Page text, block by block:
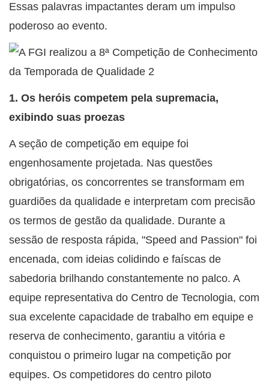
Essas palavras impactantes deram um impulso
poderoso ao evento.
1. Os heróis competem pela supremacia,
exibindo suas proezas
A seção de competição em equipe foi
engenhosamente projetada. Nas questões
obrigatórias, os concorrentes se transformam em
guardiões da qualidade e interpretam com precisão
os termos de gestão da qualidade. Durante a
sessão de resposta rápida, "Speed ​​and Passion" foi
encenada, com ideias colidindo e faíscas de
sabedoria brilhando constantemente no palco. A
equipe representativa do Centro de Tecnologia, com
sua excelente capacidade de trabalho em equipe e
reserva de conhecimento, garantiu a vitória e
conquistou o primeiro lugar na competição por
equipes. Os competidores do centro piloto